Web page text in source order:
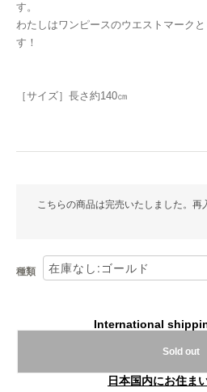
す。
わたしはワンピースのウエストマーク
す！
［サイズ］長さ約140㎝
こちらの商品は完売いたしました。再
種類
International
Sold out
日本国内にお住ま